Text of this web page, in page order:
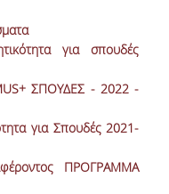
ΣΠΟΥΔΩΝ
ΜΑΘΗΜΑΤΩΝ
για σπουδές
ΣΠΟΥΔΕΣ - 2022 -
για Σπουδές 2021-
ΠΡΟΓΡΑΜΜΑ